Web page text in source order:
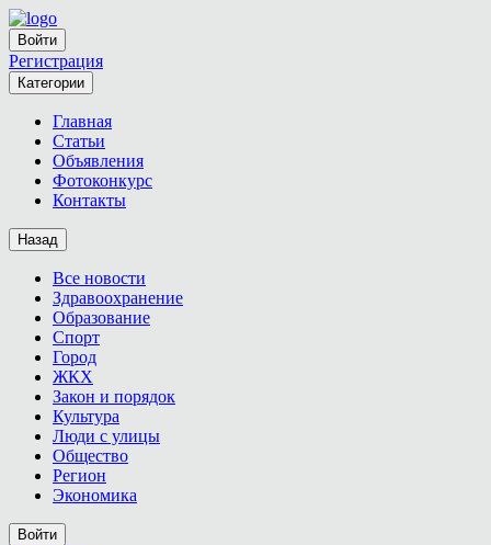
Войти
Регистрация
Категории
Главная
Статьи
Объявления
Фотоконкурс
Контакты
Назад
Все новости
Здравоохранение
Образование
Спорт
Город
ЖКХ
Закон и порядок
Культура
Люди с улицы
Общество
Регион
Экономика
Войти